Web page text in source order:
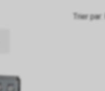
Trier par: